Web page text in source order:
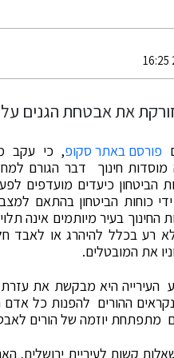
פורסם באתר סקופ, כי עקב
חינוך דבר הגורם
הביטחון כיעדים מועדפים
כוחות הביטחון בהתאם
בעיר מיותמים אינה
לא רע בכלל להיהרג או לאבד
את המובטלים.
העירייה היא מבקשת את עזרת
ההורים להפנות כל אדם
מתפתחת יוזמה של הורים
קשות לעיריית ירושלים,